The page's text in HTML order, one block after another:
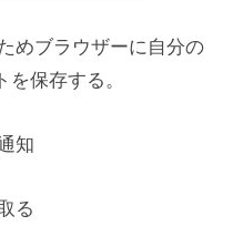
めブラウザーに自分の
保存する。
知
る